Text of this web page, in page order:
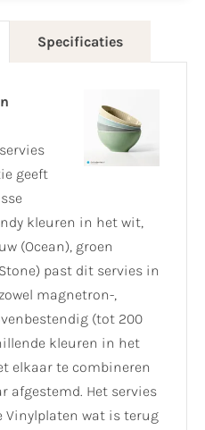
Specificaties
geeft
kleuren in het wit,
(Ocean), groen
past dit servies in
magnetron-,
(tot 200
kleuren in het
elkaar te combineren
afgestemd. Het servies
Vinylplaten wat is terug